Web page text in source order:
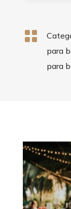

para
para